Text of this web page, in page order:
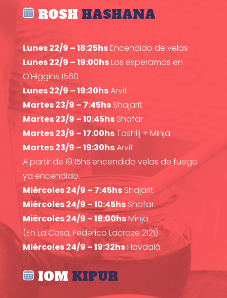
ROSH HASHANA
Lunes 22/9 – 18:25hsEncendido de velas
Lunes 22/9 – 19:00hsLos esperamos en
O'Higgins 1560
Lunes 22/9 – 19:30hsArvit
Martes 23/9 – 7:45hsShajarit
Martes 23/9 – 10:45hsShofar
Martes 23/9 – 17:00hsTashlij + Minja
Martes 23/9 – 19:30hsArvit
A partir de 19:15hs encendido velas de fuego
ya encendido.
Miércoles 24/9 – 7:45hsShajarit
Miércoles 24/9 – 10:45hsShofar
Miércoles 24/9 – 18:00hsMinja
(En La Casa, Federico Lacroze 2121)
Miércoles 24/9 – 19:32hsHavdalá
IOM KIPUR